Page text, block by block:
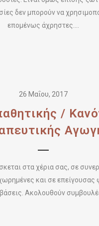
δεν μπορούν να
επομένως άχρηστες....
26 Μαΐου, 2017
/
στα χέρια σας, σε
και σε
Ακολουθούν